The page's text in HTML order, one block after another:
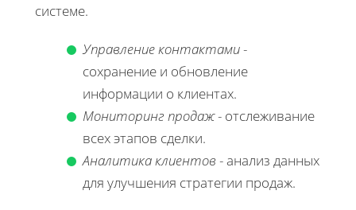
системе.
Управление контактами-
сохранение и обновление
информации о клиентах.
Мониторинг продаж- отслеживание
всех этапов сделки.
Аналитика клиентов - анализ данных
для улучшения стратегии продаж.